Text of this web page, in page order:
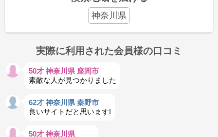
神奈川県
実際に利用された会員様の口コミ
50才 神奈川県 座間市
素敵な人が見つかりました
62才 神奈川県 秦野市
良いサイトだと思います!
50才 神奈川県